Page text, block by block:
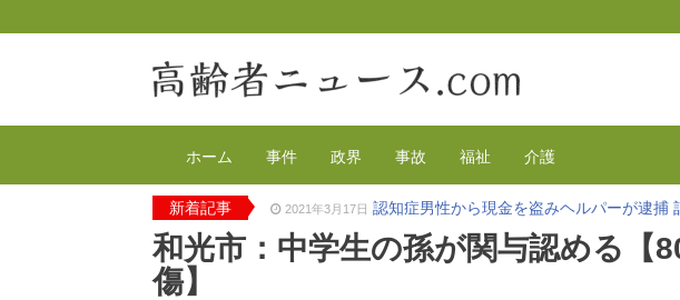
ホーム 事件 政界 事故 福祉 介護
新着記事 2021年3月17日 認知症男性から現金を盗みヘルパーが逮捕
2021年2月4日 2020年の特殊詐欺が1万3千件 コロナで高齢
2020年12月14日 有料老人ホームを活用で特養待機者を解
和光市：中学生の孫が関与認める【
傷】